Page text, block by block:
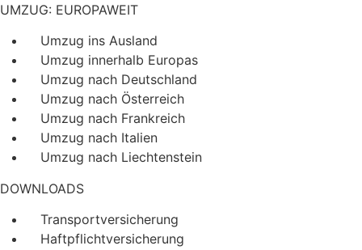
UMZUG: EUROPAWEIT
Umzug ins Ausland
Umzug innerhalb Europas
Umzug nach Deutschland
Umzug nach Österreich
Umzug nach Frankreich
Umzug nach Italien
Umzug nach Liechtenstein
DOWNLOADS
Transportversicherung
Haftpflichtversicherung